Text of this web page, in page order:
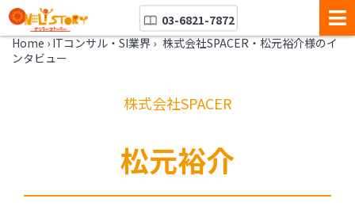
03-6821-7872
Home › ITコンサル・SI業界 › 株式会社SPACER・松元裕介様のイ
ンタビュー
株式会社SPACER
松元裕介